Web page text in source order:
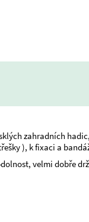
zahradních
), k fixaci a
velmi dobře